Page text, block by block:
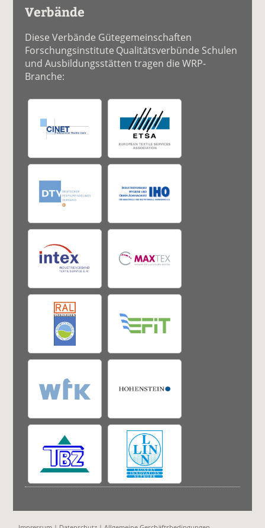
Verbände
Diese Verbände Gütegemeinschaften
Forschungsinstitute Qualitätsverbünde Schulen
und Ausbildungsstätten tragen die WRP-
Branche: